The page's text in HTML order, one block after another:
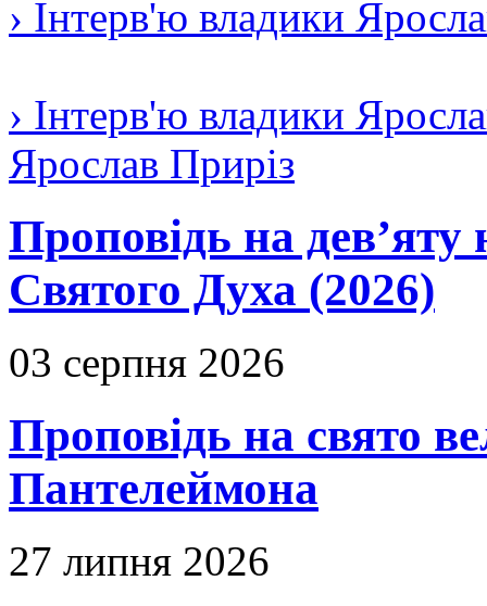
› Інтерв'ю владики
› Інтерв'ю владики
Ярослав Приріз
Проповідь на дев’яту
Святого Духа (2026)
03 серпня 2026
Проповідь на свято
Пантелеймона
27 липня 2026